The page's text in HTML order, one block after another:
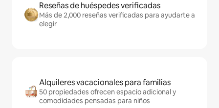
Reseñas de huéspedes verificadas
Más de 2,000 reseñas verificadas para ayudarte a
elegir
Alquileres vacacionales para familias
50 propiedades ofrecen espacio adicional y
comodidades pensadas para niños